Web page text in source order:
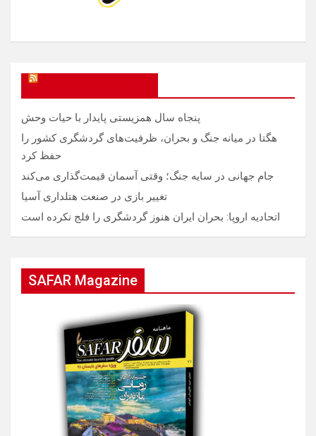
پنجاه سال همزیستی پایدار با حیات وحش
هگتا در میانه جنگ و بحران، ظرفیت‌های گردشگری کشور را
حفظ کرد
جام جهانی در سایه جنگ؛ وقتی آسمان قیمت‌گذاری می‌کند
تغییر بازی در صنعت هتلداری آسیا
اتحادیه اروپا: بحران ایران هنوز گردشگری را فلج نکرده است
SAFAR Magazine